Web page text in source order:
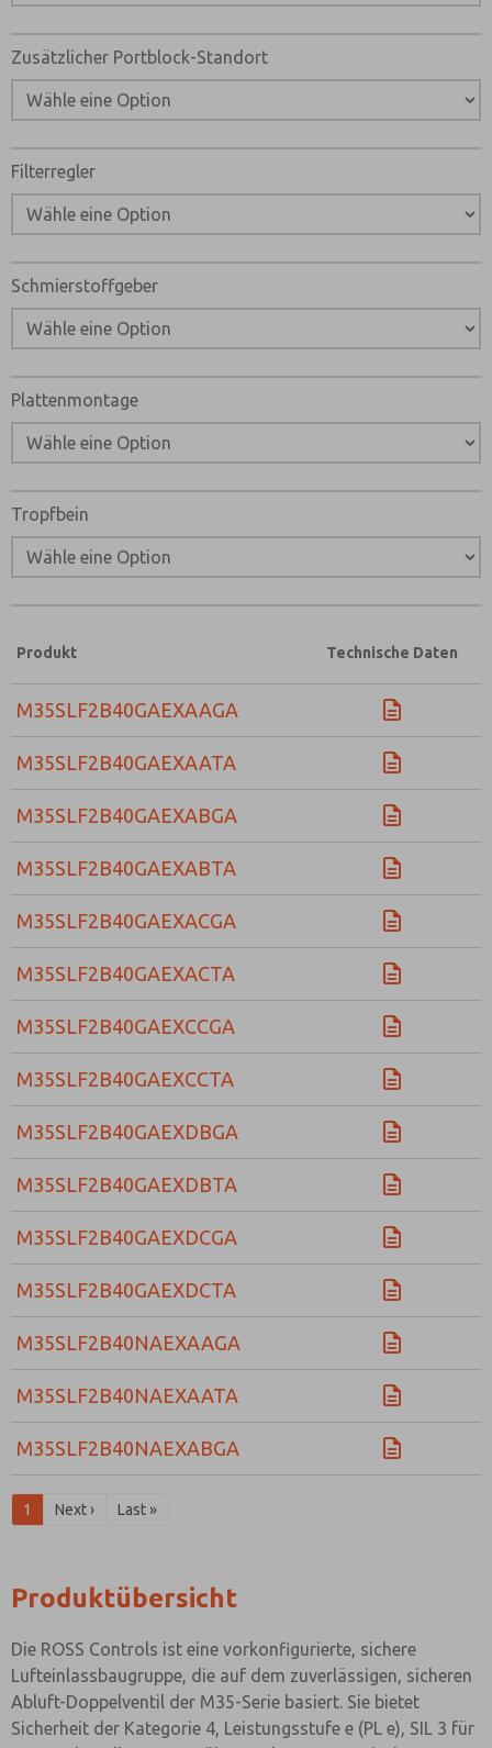
Zusätzlicher Portblock-Standort
Filterregler
Schmierstoffgeber
Plattenmontage
Tropfbein
Produkt Technische Daten
M35SLF2B40GAEXAAGA
M35SLF2B40GAEXAATA
M35SLF2B40GAEXABGA
M35SLF2B40GAEXABTA
M35SLF2B40GAEXACGA
M35SLF2B40GAEXACTA
M35SLF2B40GAEXCCGA
M35SLF2B40GAEXCCTA
M35SLF2B40GAEXDBGA
M35SLF2B40GAEXDBTA
M35SLF2B40GAEXDCGA
M35SLF2B40GAEXDCTA
M35SLF2B40NAEXAAGA
M35SLF2B40NAEXAATA
M35SLF2B40NAEXABGA
1 Next › Last »
Produktübersicht
Die ROSS Controls ist eine vorkonfigurierte, sichere
Lufteinlassbaugruppe, die auf dem zuverlässigen, sicheren
Abluft-Doppelventil der M35-Serie basiert. Sie bietet
Sicherheit der Kategorie 4, Leistungsstufe e (PL e), SIL 3 für